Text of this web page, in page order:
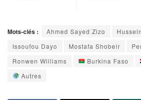
Mots-clés : Ahmed Sayed Zizo
Issoufou Dayo
Mostafa Shobeir
Ronwen Williams
Burkina Faso
Autres